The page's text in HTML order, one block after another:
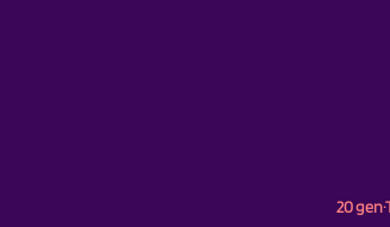
20 gen